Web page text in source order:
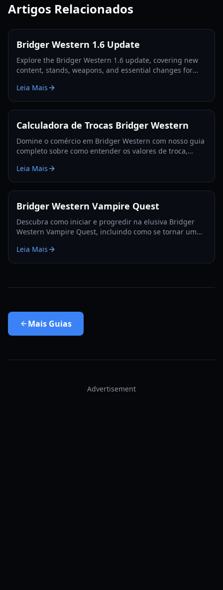
Artigos Relacionados
Bridger Western 1.6 Update
Explore the Bridger Western 1.6 update, covering new
content, stands, weapons, and essential changes for
Leia Mais
Calculadora de Trocas Bridger Western
Domine o comércio em Bridger Western com nosso guia
completo sobre como entender os valores de troca,
informadas.
Leia Mais
Bridger Western Vampire Quest
Descubra como iniciar e progredir na elusiva Bridger
Western Vampire Quest, incluindo como se tornar um
Leia Mais
Mais Guias
Advertisement